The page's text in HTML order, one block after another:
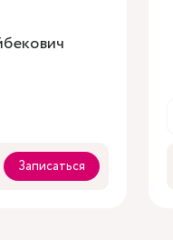
Записаться